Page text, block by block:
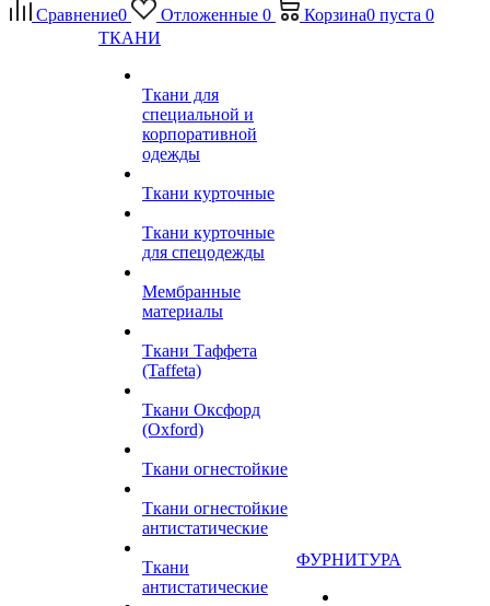
Сравнение0 Отложенные 0 Корзина0 пуста 0
ТКАНИ
Ткани для
специальной и
корпоративной
одежды
Ткани курточные
Ткани курточные
для спецодежды
Мембранные
материалы
Ткани Таффета
(Taffeta)
Ткани Оксфорд
(Oxford)
Ткани огнестойкие
Ткани огнестойкие
антистатические
Ткани
антистатические
ФУРНИТУРА